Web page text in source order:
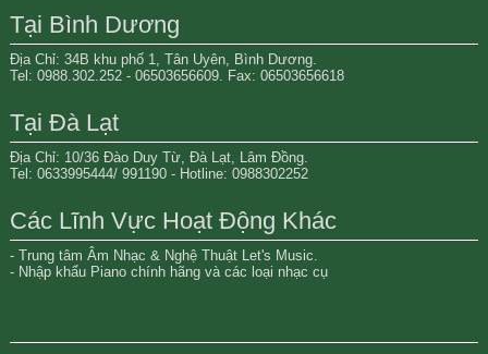
Tại Bình Dương
Địa Chỉ: 34B khu phố 1, Tân Uyên, Bình Dương.
Tel: 0988.302.252 - 06503656609. Fax: 06503656618
Tại Đà Lạt
Địa Chỉ: 10/36 Đào Duy Từ, Đà Lạt, Lâm Đồng.
Tel: 0633995444/ 991190 - Hotline: 0988302252
Các Lĩnh Vực Hoạt Động Khác
- Trung tâm Âm Nhạc & Nghệ Thuật Let's Music.
- Nhập khẩu Piano chính hãng và các loại nhạc cụ